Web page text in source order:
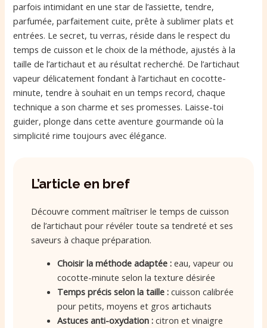
parfois intimidant en une star de l’assiette, tendre,
parfumée, parfaitement cuite, prête à sublimer plats et
entrées. Le secret, tu verras, réside dans le respect du
temps de cuisson et le choix de la méthode, ajustés à la
taille de l’artichaut et au résultat recherché. De l’artichaut
vapeur délicatement fondant à l’artichaut en cocotte-
minute, tendre à souhait en un temps record, chaque
technique a son charme et ses promesses. Laisse-toi
guider, plonge dans cette aventure gourmande où la
simplicité rime toujours avec élégance.
L’article en bref
Découvre comment maîtriser le temps de cuisson
de l’artichaut pour révéler toute sa tendreté et ses
saveurs à chaque préparation.
Choisir la méthode adaptée : eau, vapeur ou
cocotte-minute selon la texture désirée
Temps précis selon la taille : cuisson calibrée
pour petits, moyens et gros artichauts
Astuces anti-oxydation : citron et vinaigre